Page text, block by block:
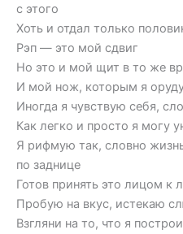
с этого
Хоть и отдал только
Рэп — это мой сдвиг
Но это и мой щит в то же
И мой нож, которым я
Иногда я чувствую себя,
Как легко и просто я могу
Я рифмую так, словно
по заднице
Готов принять это лицом к
Пробую на вкус, истекаю
Взгляни на то, что я